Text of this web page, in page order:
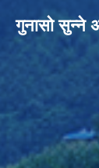
गुनासो सुन्ने